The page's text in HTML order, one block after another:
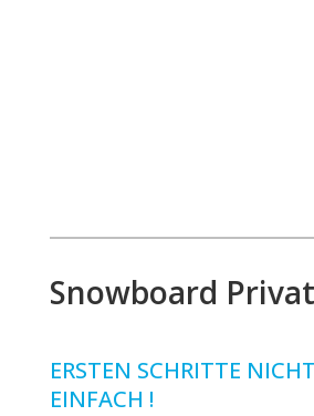
Snowboard
ERSTEN SCHRITTE
EINFACH !